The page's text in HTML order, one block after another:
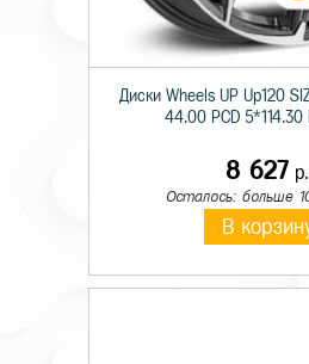
Диски Wheels UP Up120
44.00 PCD 5*114.30
8 627 р.
Осталось: больше
В